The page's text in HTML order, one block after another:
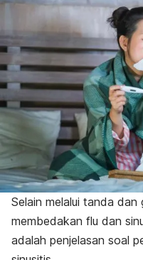
Selain melalui tanda dan
membedakan flu dan
adalah penjelasan soal